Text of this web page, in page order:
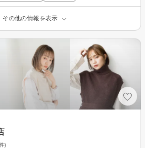
その他の情報を表示
)